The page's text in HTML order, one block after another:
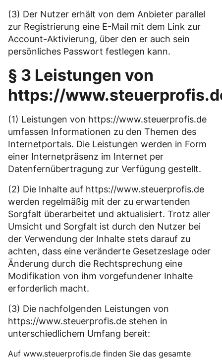
(3) Der Nutzer erhält von dem Anbieter parallel
zur Registrierung eine E-Mail mit dem Link zur
Account-Aktivierung, über den er auch sein
persönliches Passwort festlegen kann.
§ 3 Leistungen von
https://
(1) Leistungen von https://www.steuerprofis.de
umfassen Informationen zu den Themen des
Internetportals. Die Leistungen werden in Form
einer Internetpräsenz im Internet per
Datenfernübertragung zur Verfügung gestellt.
(2) Die Inhalte auf https://www.steuerprofis.de
werden regelmäßig mit der zu erwartenden
Sorgfalt überarbeitet und aktualisiert. Trotz aller
Umsicht und Sorgfalt ist durch den Nutzer bei
der Verwendung der Inhalte stets darauf zu
achten, dass eine veränderte Gesetzeslage oder
Änderung durch die Rechtsprechung eine
Modifikation von ihm vorgefundener Inhalte
erforderlich macht.
(3) Die nachfolgenden Leistungen von
https://www.steuerprofis.de stehen in
unterschiedlichem Umfang bereit:
Auf www.steuerprofis.de finden Sie das gesamte